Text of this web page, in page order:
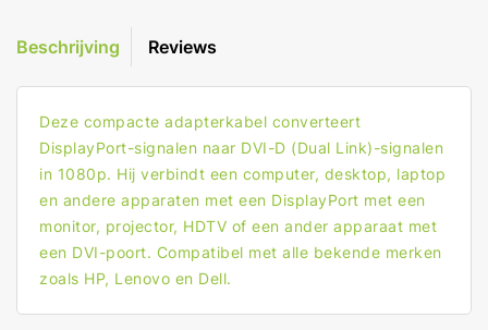
Beschrijving Reviews
Deze compacte adapterkabel converteert
DisplayPort-signalen naar DVI-D (Dual Link)-signalen
in 1080p. Hij verbindt een computer, desktop, laptop
en andere apparaten met een DisplayPort met een
monitor, projector, HDTV of een ander apparaat met
een DVI-poort. Compatibel met alle bekende merken
zoals HP, Lenovo en Dell.